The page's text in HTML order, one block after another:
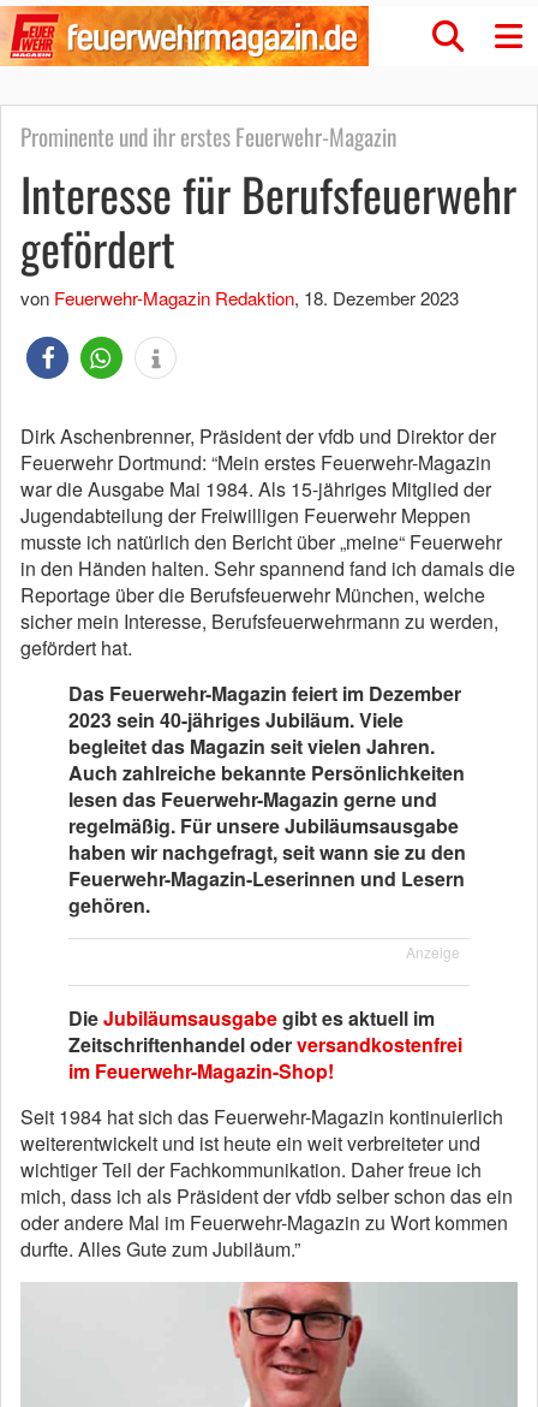
Prominente und ihr erstes Feuerwehr-Magazin
Interesse für Berufsfeuerwehr
gefördert
von Feuerwehr-Magazin Redaktion, 18. Dezember 2023
Dirk Aschenbrenner, Präsident der vfdb und Direktor der
Feuerwehr Dortmund: “Mein erstes Feuerwehr-Magazin
war die Ausgabe Mai 1984. Als 15-jähriges Mitglied der
Jugendabteilung der Freiwilligen Feuerwehr Meppen
musste ich natürlich den Bericht über „meine“ Feuerwehr
in den Händen halten. Sehr spannend fand ich damals die
Reportage über die Berufsfeuerwehr München, welche
sicher mein Interesse, Berufsfeuerwehrmann zu werden,
gefördert hat.
Das Feuerwehr-Magazin feiert im Dezember
2023 sein 40-jähriges Jubiläum. Viele
begleitet das Magazin seit vielen Jahren.
Auch zahlreiche bekannte Persönlichkeiten
lesen das Feuerwehr-Magazin gerne und
regelmäßig. Für unsere Jubiläumsausgabe
haben wir nachgefragt, seit wann sie zu den
Feuerwehr-Magazin-Leserinnen und Lesern
gehören.
Anzeige
DieJubiläumsausgabegibt es aktuell im
Zeitschriftenhandel oderversandkostenfrei
im Feuerwehr-Magazin-Shop!
Seit 1984 hat sich das Feuerwehr-Magazin kontinuierlich
weiterentwickelt und ist heute ein weit verbreiteter und
wichtiger Teil der Fachkommunikation. Daher freue ich
mich, dass ich als Präsident der vfdb selber schon das ein
oder andere Mal im Feuerwehr-Magazin zu Wort kommen
durfte. Alles Gute zum Jubiläum.”